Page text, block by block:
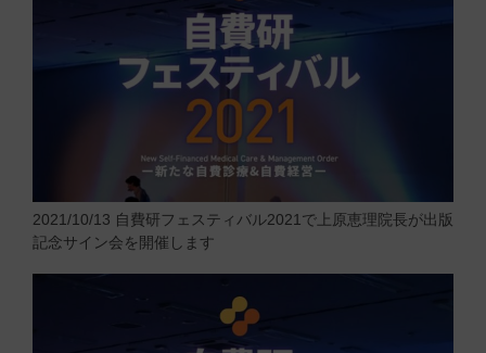
2021/10/13 自費研フェスティバル2021で上原恵理院長が出版
記念サイン会を開催します